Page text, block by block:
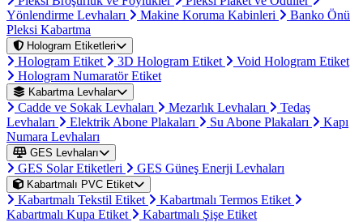
Yönlendirme Levhaları
Makine Koruma Kabinleri
Banko Önü
Pleksi Kabartma
Hologram Etiketleri
Hologram Etiket 3D Hologram Etiket
Void Hologram Etiket
Hologram Numaratör Etiket
Kabartma Levhalar
Cadde ve Sokak Levhaları Mezarlık Levhaları
Tedaş
Levhaları
Elektrik Abone Plakaları Su Abone Plakaları
Kapı
Numara Levhaları
GES Levhaları
GES Solar Etiketleri GES Güneş Enerji Levhaları
Kabartmalı PVC Etiket
Kabartmalı Tekstil Etiket
Kabartmalı Termos Etiket
Kabartmalı Kupa Etiket
Kabartmalı Şişe Etiket